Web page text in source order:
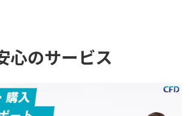
心のサービス